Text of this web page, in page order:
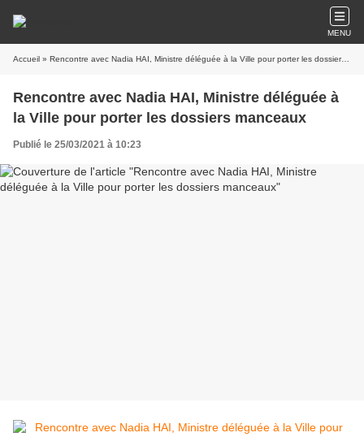
MENU
Accueil » Rencontre avec Nadia HAI, Ministre déléguée à la Ville pour porter les dossiers manceaux
Rencontre avec Nadia HAI, Ministre déléguée à
la Ville pour porter les dossiers manceaux
Publié le 25/03/2021 à 10:23